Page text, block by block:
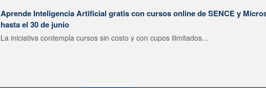
Aprende Inteligencia Artificial gratis con cursos online de SENCE y
hasta el 30 de junio
La iniciativa contempla cursos sin costo y con cupos ilimitados...